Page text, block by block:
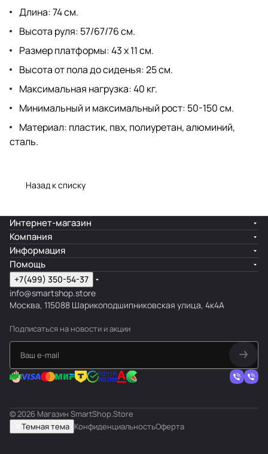
Длина: 74 см.
Высота руля: 57/67/76 см.
Размер платформы: 43 х 11 см.
Высота от пола до сиденья: 25 см.
Максимальная нагрузка: 40 кг.
Минимальный и максимальный рост: 50-150 см.
Материал: пластик, пвх, полиуретан, алюминий,
сталь.
Назад к списку
Интернет-магазин
Компания
Информация
Помощь
+7(499) 350-54-37
info@smartshop.store
Москва, 115088 Шарикоподшипниковская улица, 4к4А
Подписаться на новости и акции
© 2026 Магазин SmartShop.Store
Темная тема КонфиденциальностьОферта